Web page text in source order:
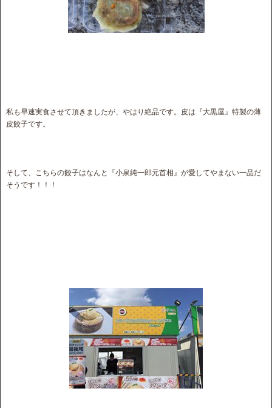
私も早速実食させて頂きましたが、やはり絶品です。皮は『大黒屋』特製の薄
皮餃子です。
そして、こちらの餃子はなんと『小泉純一郎元首相』が愛してやまない一品だ
そうです！！！